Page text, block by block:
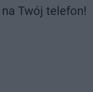
Twój telefon!